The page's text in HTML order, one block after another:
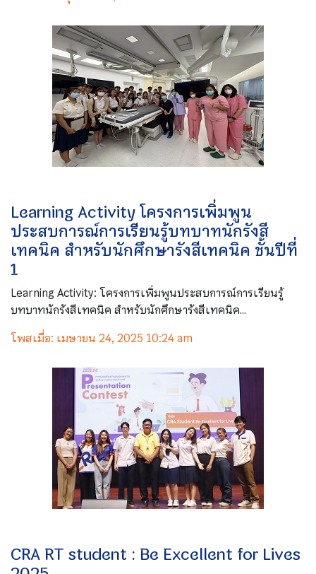
Learning Activity โครงการเพิ่มพูน
ประสบการณ์การเรียนรู้บทบาทนักรังสี
เทคนิค สำหรับนักศึกษารังสีเทคนิค ชั้นปีที่
1
Learning Activity: โครงการเพิ่มพูนประสบการณ์การเรียนรู้
บทบาทนักรังสีเทคนิค สำหรับนักศึกษารังสีเทคนิค...
โพสเมื่อ: เมษายน 24, 2025 10:24 am
CRA RT student : Be Excellent for Lives